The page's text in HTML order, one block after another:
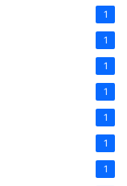
1
1
1
1
1
1
1